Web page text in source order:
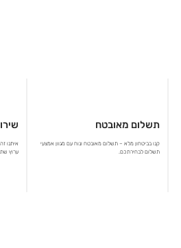
איתנו
ערוץ
תשלום מאובטח
קנו בביטחון מלא – תשלום מאובטח ונוח עם מגוון אמצעי
תשלום לבחירתכם.